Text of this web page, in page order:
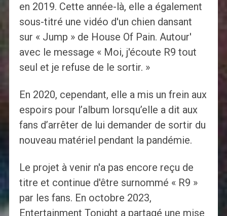
en 2019. Cette année-là, elle a également
sous-titré une vidéo d'un chien dansant
sur « Jump » de House Of Pain. Autour'
avec le message « Moi, j'écoute R9 tout
seul et je refuse de le sortir. »
En 2020, cependant, elle a mis un frein aux
espoirs pour l’album lorsqu’elle a dit aux
fans d’arrêter de lui demander de sortir du
nouveau matériel pendant la pandémie.
Le projet à venir n'a pas encore reçu de
titre et continue d'être surnommé « R9 »
par les fans. En octobre 2023,
Entertainment Tonight a partagé une mise